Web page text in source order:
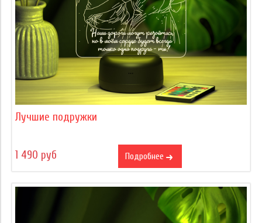
Лучшие подружки
1 490 руб Подробнее